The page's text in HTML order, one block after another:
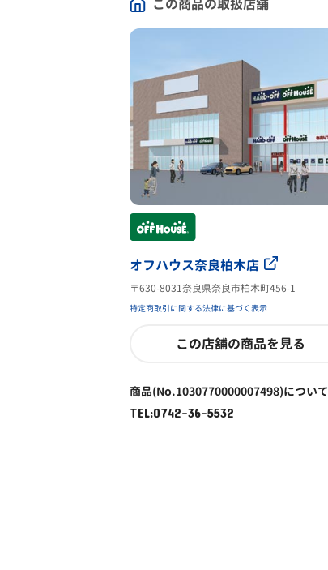
この商品の取扱店舗
オフハウス奈良柏木店
〒630-8031奈良県奈良市柏木町456-1
特定商取引に関する法律に基づく表示
この店舗の商品を見る
商品(No.1030770000007498)につい
TEL:0742-36-5532